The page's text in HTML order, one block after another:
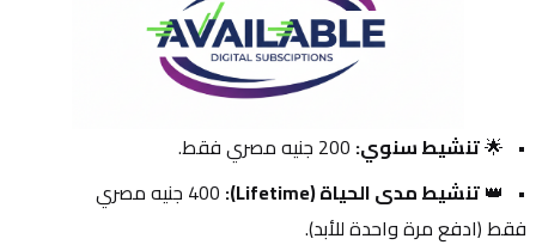
🌟 تنشيط سنوي:
👑 تنشيط مدى الحياة (Lifetime):
فقط (ادفع مرة واحدة للأبد).